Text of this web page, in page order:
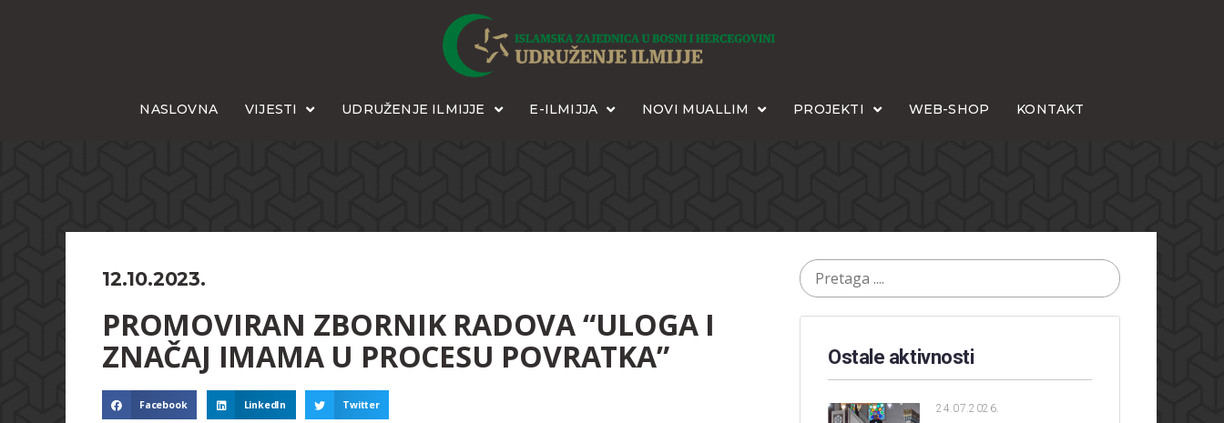
NASLOVNA VIJESTI UDRUŽENJE ILMIJJE E-ILMIJJA NOVI MUALLIM PROJEKTI WEB-SHOP KONTAKT
12.10.2023.
PROMOVIRAN ZBORNIK RADOVA “ULOGA I
ZNAČAJ IMAMA U PROCESU POVRATKA”
Facebook LinkedIn Twitter
Ostale aktivnosti
24.07.2026.